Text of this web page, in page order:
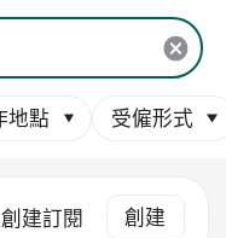
地點 受僱形式
建訂閱 創建